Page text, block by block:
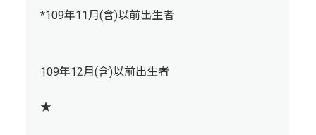
*109年11月(含)以前出生者
109年12月(含)以前出生者
★